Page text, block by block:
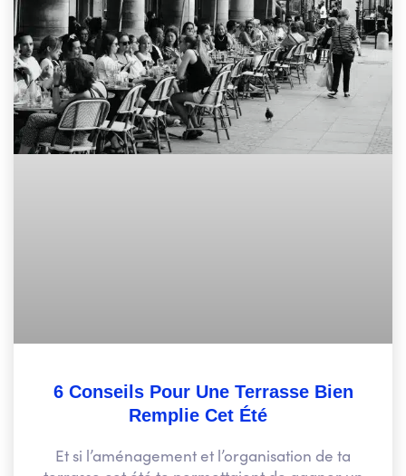
6 Conseils Pour Une Terrasse Bien
Remplie Cet Été
Et si l’aménagement et l’organisation de ta